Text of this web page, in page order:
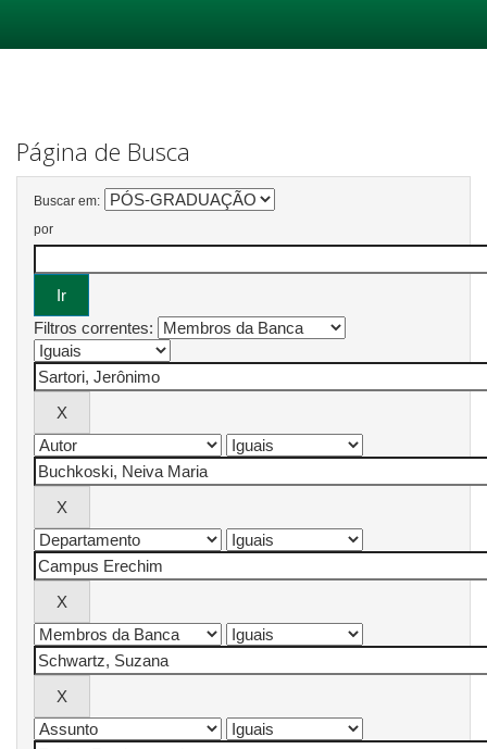
Página de Busca
Buscar em:
por
Filtros correntes: